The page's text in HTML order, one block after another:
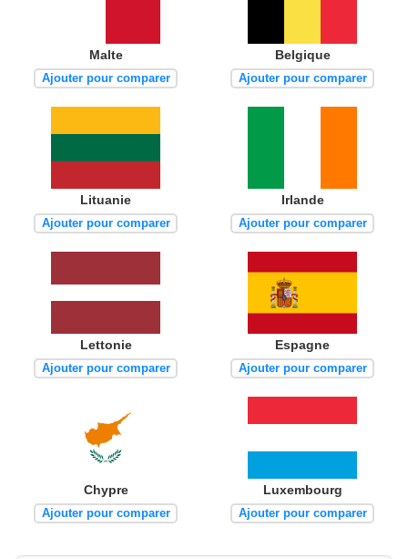
Malte
Ajouter pour comparer
Belgique
Ajouter pour comparer
Lituanie
Ajouter pour comparer
Irlande
Ajouter pour comparer
Lettonie
Ajouter pour comparer
Espagne
Ajouter pour comparer
Chypre
Ajouter pour comparer
Luxembourg
Ajouter pour comparer